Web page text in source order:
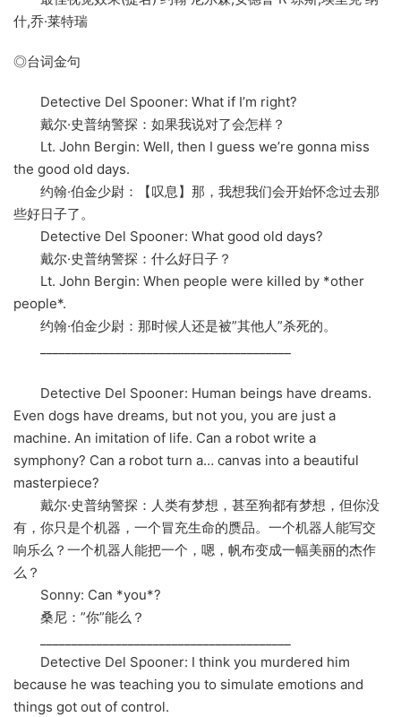
什,乔·莱特瑞
◎台词金句
Detective Del Spooner: What if I’m right?
戴尔·史普纳警探：如果我说对了会怎样？
Lt. John Bergin: Well, then I guess we’re gonna miss
the good old days.
约翰·伯金少尉：【叹息】那，我想我们会开始怀念过去那
些好日子了。
Detective Del Spooner: What good old days?
戴尔·史普纳警探：什么好日子？
Lt. John Bergin: When people were killed by *other
people*.
约翰·伯金少尉：那时候人还是被”其他人”杀死的。
Detective Del Spooner: Human beings have dreams.
Even dogs have dreams, but not you, you are just a
machine. An imitation of life. Can a robot write a
symphony? Can a robot turn a… canvas into a beautiful
masterpiece?
戴尔·史普纳警探：人类有梦想，甚至狗都有梦想，但你没
有，你只是个机器，一个冒充生命的赝品。一个机器人能写交
响乐么？一个机器人能把一个，嗯，帆布变成一幅美丽的杰作
么？
Sonny: Can *you*?
桑尼：”你”能么？
Detective Del Spooner: I think you murdered him
because he was teaching you to simulate emotions and
things got out of control.